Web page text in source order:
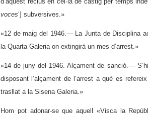
voces‘] subversives.»
«12 de maig del 1946.— La Junta de Disciplina
la Quarta Galeria on extingirà un mes d’arrest.»
«14 de juny del 1946. Alçament de sanció.—
disposant l’alçament de l’arrest a què es
trasllat a la Sisena Galeria.»
Hom pot adonar-se que aquell «Visca la